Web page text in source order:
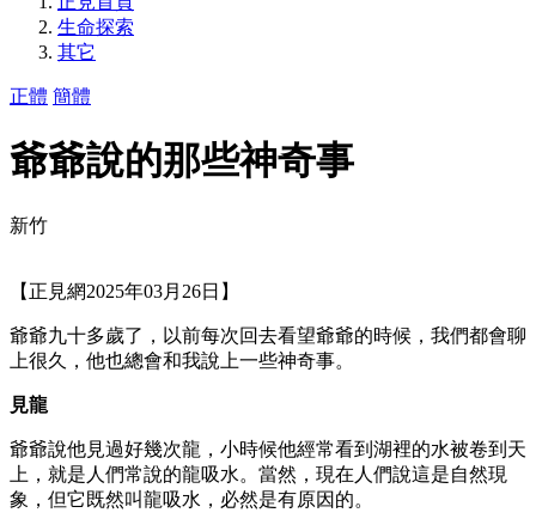
生命探索
其它
正體 簡體
爺爺說的那些神奇事
新竹
【正見網2025年03月26日】
爺爺九十多歲了，以前每次回去看望爺爺的時候，我們都會聊
上很久，他也總會和我說上一些神奇事。
見龍
爺爺說他見過好幾次龍，小時候他經常看到湖裡的水被卷到天
上，就是人們常說的龍吸水。當然，現在人們說這是自然現
象，但它既然叫龍吸水，必然是有原因的。